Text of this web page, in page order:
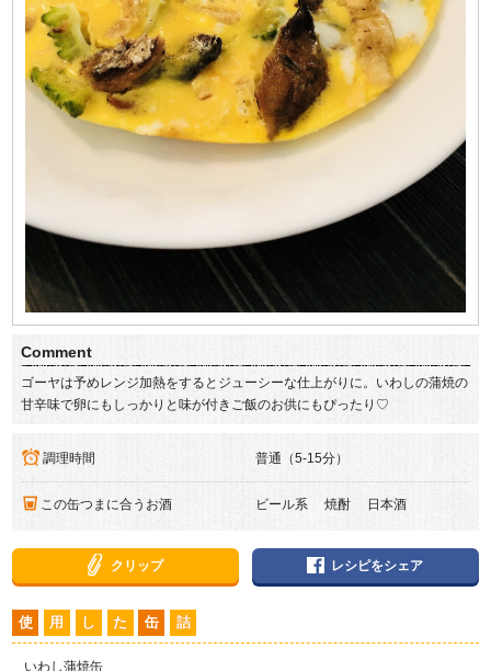
Comment
ゴーヤは予めレンジ加熱をするとジューシーな仕上がりに。いわしの蒲焼の
甘辛味で卵にもしっかりと味が付きご飯のお供にもぴったり♡
調理時間 普通（5-15分）
この缶つまに合うお酒 ビール系 焼酎 日本酒
クリップ レシピをシェア
使 用 し た 缶 詰
いわし蒲焼缶